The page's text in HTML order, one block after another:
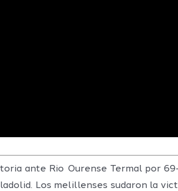
ante Rio Ourense Termal por
Los melillenses sudaron la